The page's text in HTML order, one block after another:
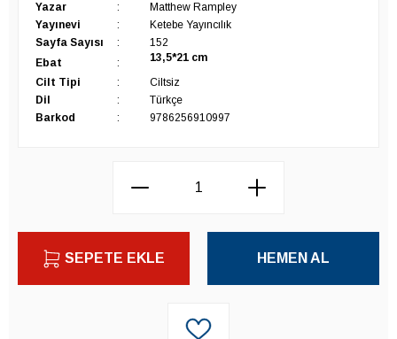
Yazar :
Matthew Rampley
Yayınevi
:
Ketebe Yayıncılık
Sayfa Sayısı
:
152
Ebat
: 13,5*21 cm
Cilt Tipi
:
Ciltsiz
Dil
:
Türkçe
Barkod
: 9786256910997
SEPETE EKLE HEMEN AL